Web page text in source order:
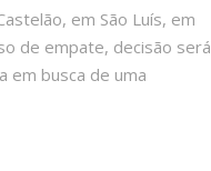
em São Luís, em
de empate, decisão será
em busca de uma